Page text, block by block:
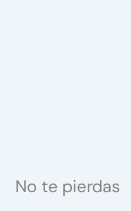
No te pierdas